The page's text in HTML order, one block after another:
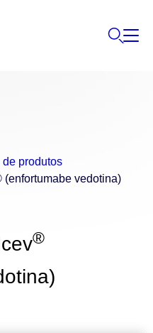
de produtos
vedotina)
®